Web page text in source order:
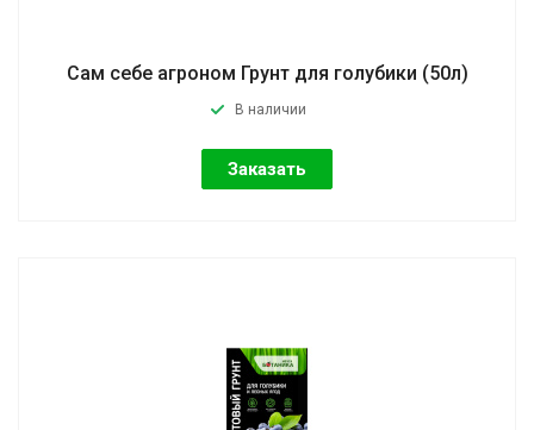
Сам себе агроном Грунт для голубики (50л)
В наличии
Заказать